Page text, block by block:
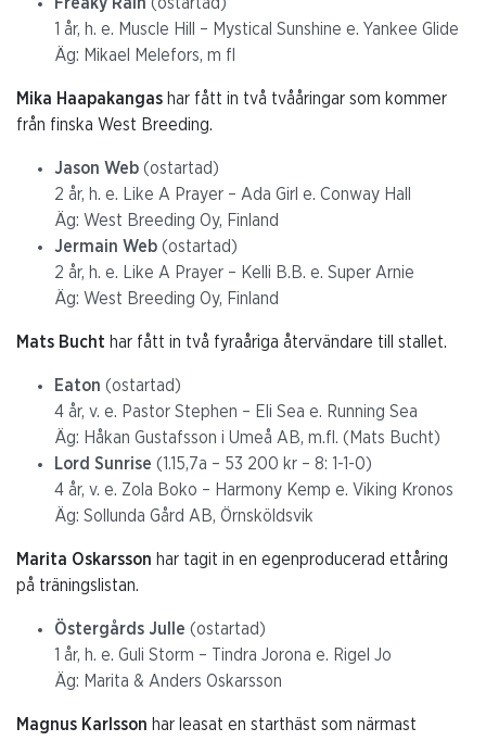
1 år, h. e. Muscle Hill – Mystical Sunshine e. Yankee Glide
Äg: Mikael Melefors, m fl
Mika Haapakangas har fått in två tvååringar som kommer
från finska West Breeding.
Jason Web (ostartad)
2 år, h. e. Like A Prayer – Ada Girl e. Conway Hall
Äg: West Breeding Oy, Finland
Jermain Web (ostartad)
2 år, h. e. Like A Prayer – Kelli B.B. e. Super Arnie
Äg: West Breeding Oy, Finland
Mats Bucht har fått in två fyraåriga återvändare till stallet.
Eaton (ostartad)
4 år, v. e. Pastor Stephen – Eli Sea e. Running Sea
Äg: Håkan Gustafsson i Umeå AB, m.fl. (Mats Bucht)
Lord Sunrise (1.15,7a – 53 200 kr – 8: 1-1-0)
4 år, v. e. Zola Boko – Harmony Kemp e. Viking Kronos
Äg: Sollunda Gård AB, Örnsköldsvik
Marita Oskarsson har tagit in en egenproducerad ettåring
på träningslistan.
Östergårds Julle (ostartad)
1 år, h. e. Guli Storm – Tindra Jorona e. Rigel Jo
Äg: Marita & Anders Oskarsson
Magnus Karlsson har leasat en starthäst som närmast